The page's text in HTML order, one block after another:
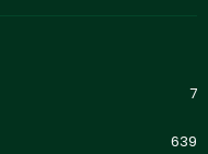
7
639